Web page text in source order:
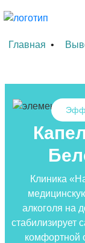
Главная
Клиника
алкоголя на
стабилизирует
комфортной